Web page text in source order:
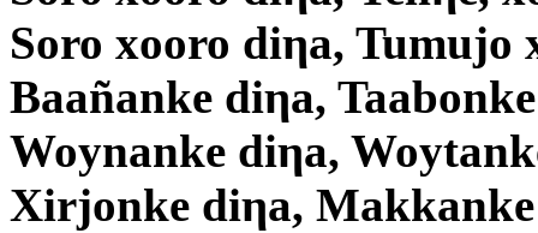
Soro xooro diηa, Tumujo
Baañanke diηa,
Woynanke diηa,
Xirjonke diηa,